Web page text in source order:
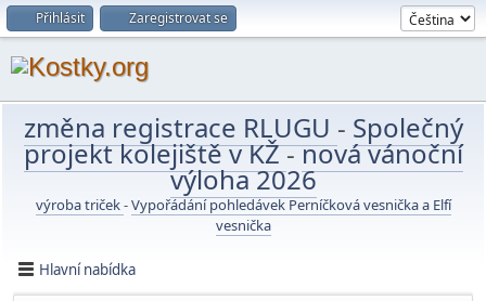
Přihlásit Zaregistrovat se
změna registrace RLUGU - Společný
projekt kolejiště v KŽ-nová vánoční
výloha 2026
výroba triček-Vypořádání pohledávek Perníčková vesnička a Elfí
vesnička
Hlavní nabídka